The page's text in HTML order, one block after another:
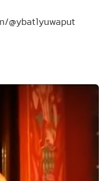
@ybat1yuwaput